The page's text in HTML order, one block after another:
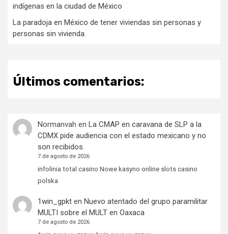
indígenas en la ciudad de México
La paradoja en México de tener viviendas sin personas y
personas sin vivienda.
Últimos comentarios:
Normanvah en La CMAP en caravana de SLP a la
CDMX pide audiencia con el estado mexicano y no
son recibidos.
7 de agosto de 2026
infolinia total casino Nowe kasyno online slots casino
polska
1win_gpkten Nuevo atentado del grupo paramilitar
MULTI sobre el MULT en Oaxaca
7 de agosto de 2026